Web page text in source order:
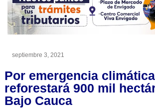
septiembre 3, 2021
Por emergencia
reforestará 900 mil
Bajo Cauca